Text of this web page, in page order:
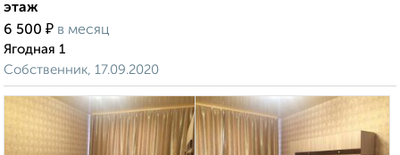
этаж
6 500 ₽ в месяц
Ягодная 1
Собственник, 17.09.2020